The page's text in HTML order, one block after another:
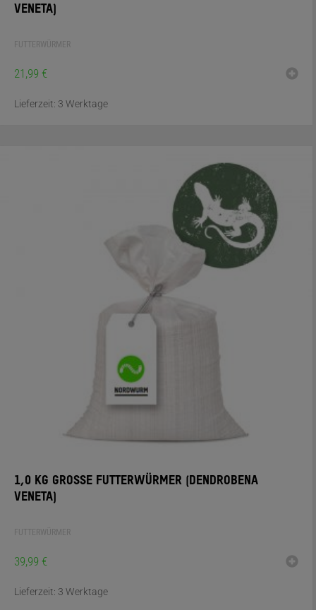
ENETA)
FUTTERWÜRMER
21,99 €
Lieferzeit: 3 Werktage
1,0 KG GROSSE FUTTERWÜRMER (DENDROBENA V
ENETA)
FUTTERWÜRMER
39,99 €
Lieferzeit: 3 Werktage